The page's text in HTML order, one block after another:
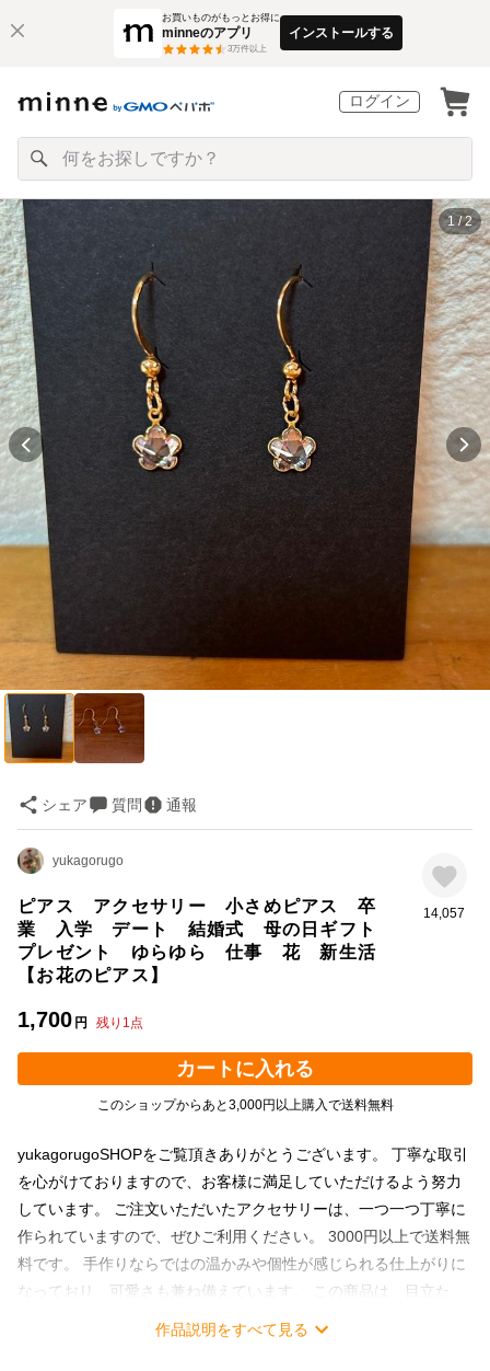
お買いものがもっとお得に
minneのアプリ
3万件以上
インストールする
ログイン
1 / 2
シェア 質問 通報
yukagorugo
ピアス アクセサリー 小さめピアス 卒
業 入学 デート 結婚式 母の日ギフト
プレゼント ゆらゆら 仕事 花 新生活
【お花のピアス】
1,700 円 残り 1点
14,057
カートに入れる
このショップからあと3,000円以上購入で送料無料
yukagorugoSHOPをご覧頂きありがとうございます。 丁寧な取引
を心がけておりますので、お客様に満足していただけるよう努力
しています。 ご注文いただいたアクセサリーは、一つ一つ丁寧に
作られていますので、ぜひご利用ください。 3000円以上で送料無
料です。 手作りならではの温かみや個性が感じられる仕上がりに
なっており、可愛さも兼ね備えています。 この商品は、目立た
ず、仕事や育児中もお洒落を楽しめる品です。 このピアスを通じ
作品説明をすべて見る